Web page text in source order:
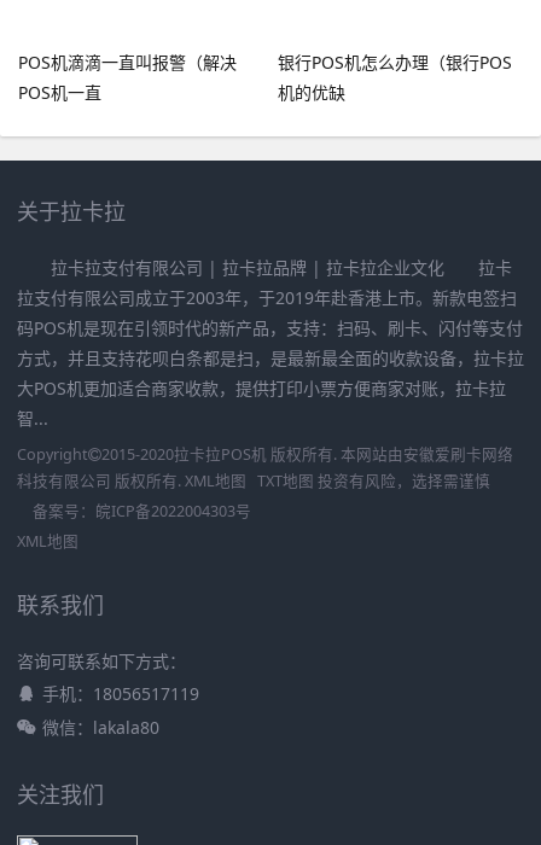
POS机滴滴一直叫报警（解决
POS机一直
银行POS机怎么办理（银行POS
机的优缺
关于拉卡拉
拉卡拉支付有限公司 | 拉卡拉品牌 | 拉卡拉企业文化 拉卡
拉支付有限公司成立于2003年，于2019年赴香港上市。新款电签扫
码POS机是现在引领时代的新产品，支持：扫码、刷卡、闪付等支付
方式，并且支持花呗白条都是扫，是最新最全面的收款设备，拉卡拉
大POS机更加适合商家收款，提供打印小票方便商家对账，拉卡拉
智...
Copyright 2015-2020拉卡拉POS机 版权所有. 本网站由安徽爱刷卡网络
科技有限公司 版权所有. XML地图 TXT地图 投资有风险，选择需谨慎
备案号： 皖ICP备2022004303号
XML地图
联系我们
咨询可联系如下方式：
手机：18056517119
微信：lakala80
关注我们